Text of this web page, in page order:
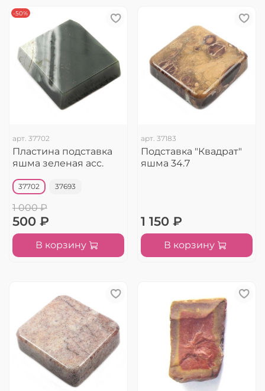
-50%
арт. 37702
Пластина подставка
яшма зеленая асс.
37702 37693
1 000 ₽
500 ₽
В корзину
арт. 37183
Подставка "Квадрат"
яшма 34.7
1 150 ₽
В корзину